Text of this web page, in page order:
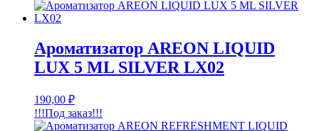
Ароматизатор AREON LIQUID
LUX 5 ML SILVER LX02
190,00 ₽
!!!Под заказ!!!